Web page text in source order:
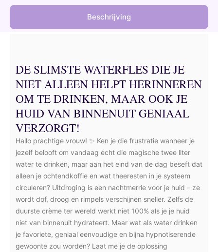
Beschrijving
DE SLIMSTE WATERFLES DIE JE
NIET ALLEEN HELPT HERINNEREN
OM TE DRINKEN, MAAR OOK JE
HUID VAN BINNENUIT GENIAAL
VERZORGT!
Hallo prachtige vrouw! ✨ Ken je die frustratie wanneer je
jezelf belooft om vandaag écht die magische twee liter
water te drinken, maar aan het eind van de dag beseft dat
alleen je ochtendkoffie en wat theeresten in je systeem
circuleren? Uitdroging is een nachtmerrie voor je huid – ze
wordt dof, droog en rimpels verschijnen sneller. Zelfs de
duurste crème ter wereld werkt niet 100% als je je huid
niet van binnenuit hydrateert. Maar wat als water drinken
je favoriete, geniaal eenvoudige en bijna hypnotiserende
gewoonte zou worden? Laat me je de oplossing